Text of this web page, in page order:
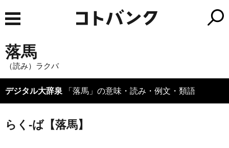
落馬
（読み）ラクバ
デジタル大辞泉 「落馬」の意味・読み・例文・類語
らく‐ば【落馬】